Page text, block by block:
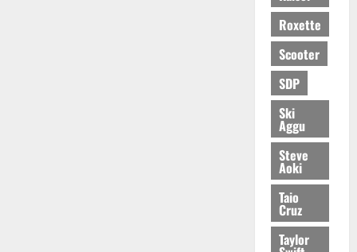
Roxette
Scooter
SDP
Ski
Aggu
Steve
Aoki
Taio
Cruz
Taylor